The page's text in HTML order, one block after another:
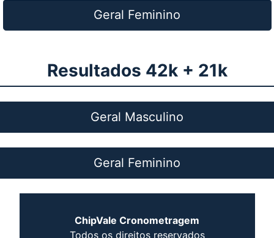
Geral Feminino
Resultados 42k + 21k
Geral Masculino
Geral Feminino
ChipVale Cronometragem
Todos os direitos reservados